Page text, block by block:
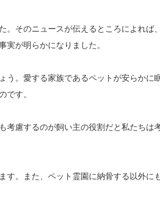
そのニュースが伝えるところによれば、
が明らかになりました。
う。愛する家族であるペットが安らかに
です。
考慮するのが飼い主の役割だと私たちは
す。また、ペット霊園に納骨する以外に